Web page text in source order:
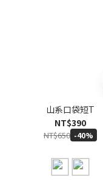
山系口袋短T
NT$390
NT$650 -40%